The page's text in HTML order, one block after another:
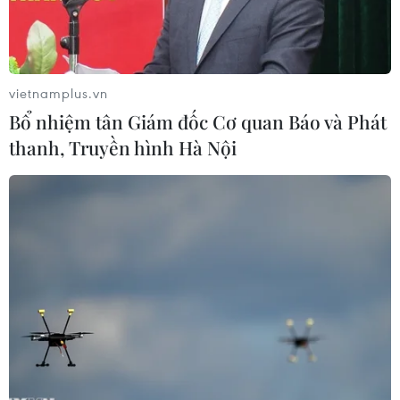
Gia đình tỷ phú Bernard Arnault - Chủ tịch kiêm
Tổng Giám đốc điều hành của tập đoàn LVMH
vietnamplus.vn
Bổ nhiệm tân Giám đốc Cơ quan Báo và Phát
thanh, Truyền hình Hà Nội